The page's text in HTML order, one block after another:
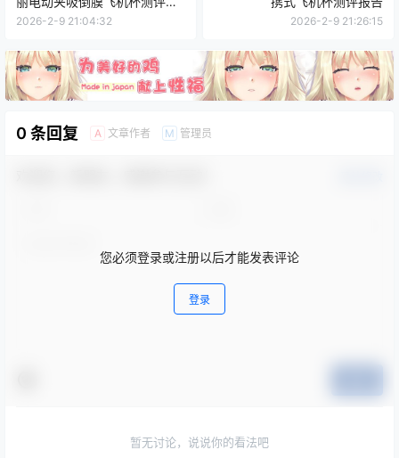
告
2026-2-9 21:04:32 2026-2-9 21:26:15
0 条回复 A 文章作者 M 管理员
您必须登录或注册以后才能发表评论
登录
暂无讨论，说说你的看法吧